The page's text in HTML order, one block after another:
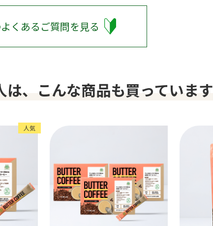
くあるご質問を見る
、 こんな商品も買っています
人気